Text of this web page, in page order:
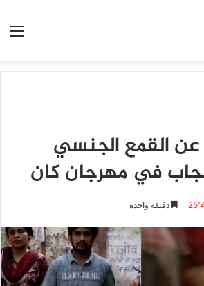
القمع الجنسي
في مهرجان كان
دقيقة واحدة